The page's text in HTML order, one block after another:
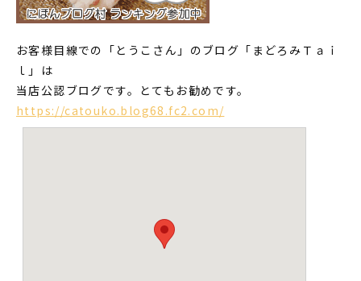
お客様目線での「とうこさん」のブログ「まどろみＴａｉ
ｌ」は
当店公認ブログです。とてもお勧めです。
https://catouko.blog68.fc2.com/